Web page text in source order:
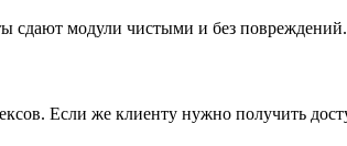
сдают модули чистыми и без повреждений.
Если же клиенту нужно получить